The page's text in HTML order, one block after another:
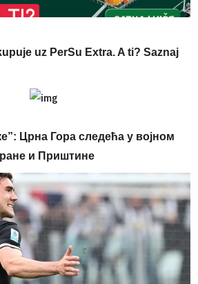
uz PerSu Extra. A ti? Saznaj
Црна Гора следећа у војном
и Приштине